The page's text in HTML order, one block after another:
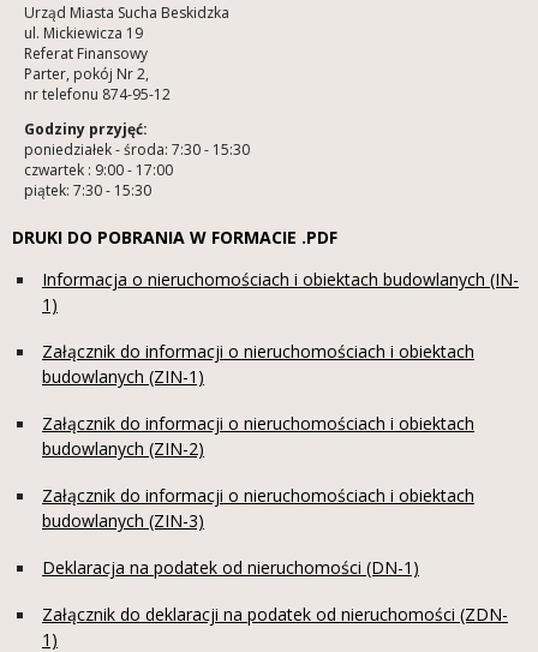
Urząd Miasta Sucha Beskidzka
ul. Mickiewicza 19
Referat Finansowy
Parter, pokój Nr 2,
nr telefonu 874-95-12
Godziny przyjęć:
poniedziałek - środa: 7:30 - 15:30
czwartek : 9:00 - 17:00
piątek: 7:30 - 15:30
DRUKI DO POBRANIA W FORMACIE .PDF
Informacja o nieruchomościach i obiektach budowlanych (IN-
1)
Załącznik do informacji o nieruchomościach i obiektach
budowlanych (ZIN-1)
Załącznik do informacji o nieruchomościach i obiektach
budowlanych (ZIN-2)
Załącznik do informacji o nieruchomościach i obiektach
budowlanych (ZIN-3)
Deklaracja na podatek od nieruchomości (DN-1)
Załącznik do deklaracji na podatek od nieruchomości (ZDN-
1)